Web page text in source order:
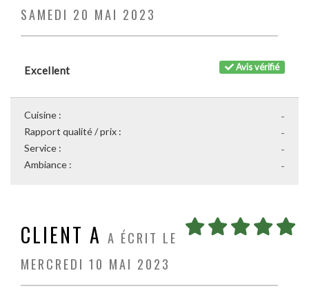
SAMEDI 20 MAI 2023
Avis vérifié
Excellent
-
Cuisine :
-
Rapport qualité / prix :
-
Service :
-
Ambiance :
CLIENT A A ÉCRIT LE
MERCREDI 10 MAI 2023